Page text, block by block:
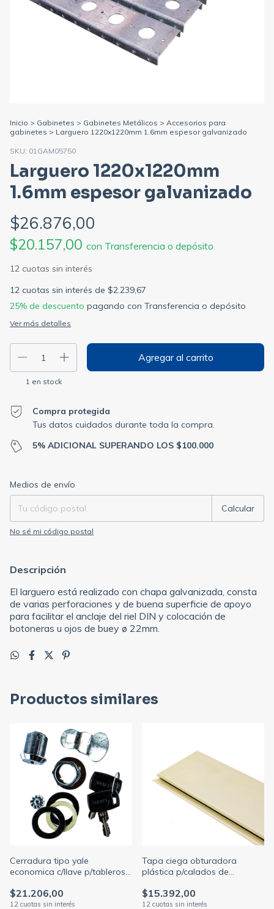
Inicio > Gabinetes > Gabinetes Metálicos > Accesorios para
gabinetes > Larguero 1220x1220mm 1.6mm espesor galvanizado
SKU: 01GAM05750
Larguero 1220x1220mm
1.6mm espesor galvanizado
$26.876,00
$20.157,00 con Transferencia o depósito
12 cuotas sin interés de $2.239,67
25% de descuento pagando con Transferencia o depósito
Ver más detalles
1 en stock
Compra protegida
Tus datos cuidados durante toda la compra.
5% ADICIONAL SUPERANDO LOS $100.000
Entregas para el CP:
Medios de envío
Calcular
No sé mi código postal
Descripción
El larguero está realizado con chapa galvanizada, consta
de varias perforaciones y de buena superficie de apoyo
para facilitar el anclaje del riel DIN y colocación de
botoneras u ojos de buey ø 22mm.
Productos similares
Cerradura tipo yale
economica c/llave p/tableros
$21.206,00
Tapa ciega obturadora
plástica p/calados de
$15.392,00